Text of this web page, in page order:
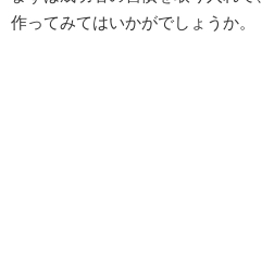
作ってみてはいかがでしょうか。